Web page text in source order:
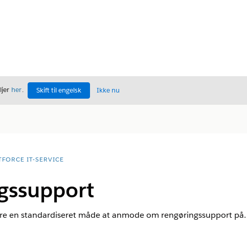
her. Skift til engelsk Ikke nu
IT-SERVICE
en standardiseret måde at anmode om rengøringssupport på.